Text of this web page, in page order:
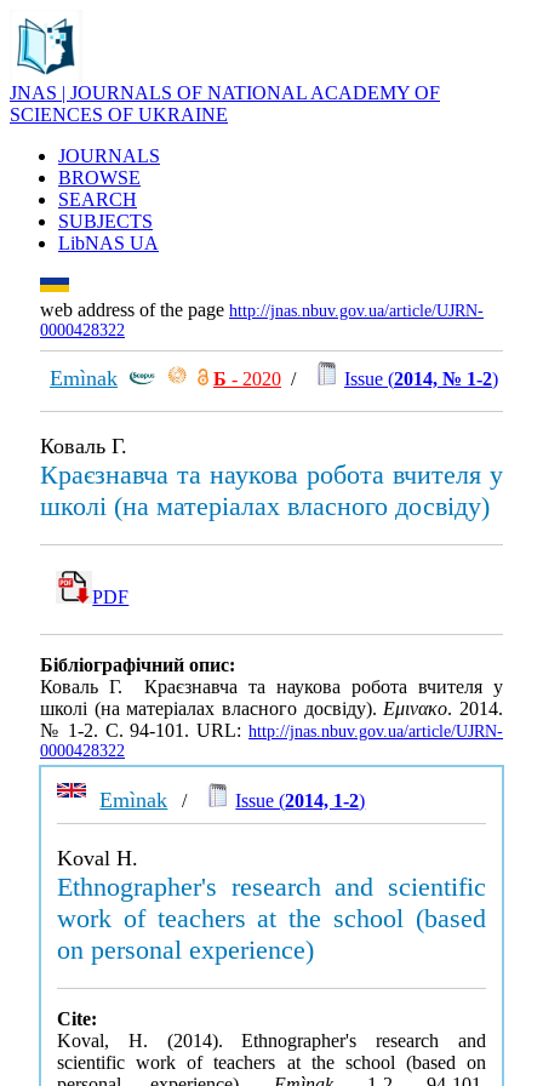
JNAS | JOURNALS OF NATIONAL ACADEMY OF
SCIENCES OF UKRAINE
JOURNALS
BROWSE
SEARCH
SUBJECTS
LibNAS UA
web address of the page http://jnas.nbuv.gov.ua/article/UJRN-
0000428322
Emìnak Б - 2020 / Issue (2014, № 1-2)
Коваль Г.
Краєзнавча та наукова робота вчителя у
школі (на матеріалах власного досвіду)
PDF
Бібліографічний опис:
Коваль Г. Краєзнавча та наукова робота вчителя у
школі (на матеріалах власного досвіду).Εμινακο. 2014.
№ 1-2. С. 94-101. URL: http://jnas.nbuv.gov.ua/article/UJRN-
0000428322
Emìnak / Issue (2014, 1-2)
Koval H.
Ethnographer's research and scientific
work of teachers at the school (based
on personal experience)
Cite:
Koval, H. (2014). Ethnographer's research and
scientific work of teachers at the school (based on